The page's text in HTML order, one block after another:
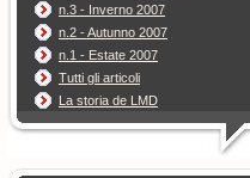
n.3 - Inverno 2007
n.2 - Autunno 2007
n.1 - Estate 2007
Tutti gli articoli
La storia de LMD